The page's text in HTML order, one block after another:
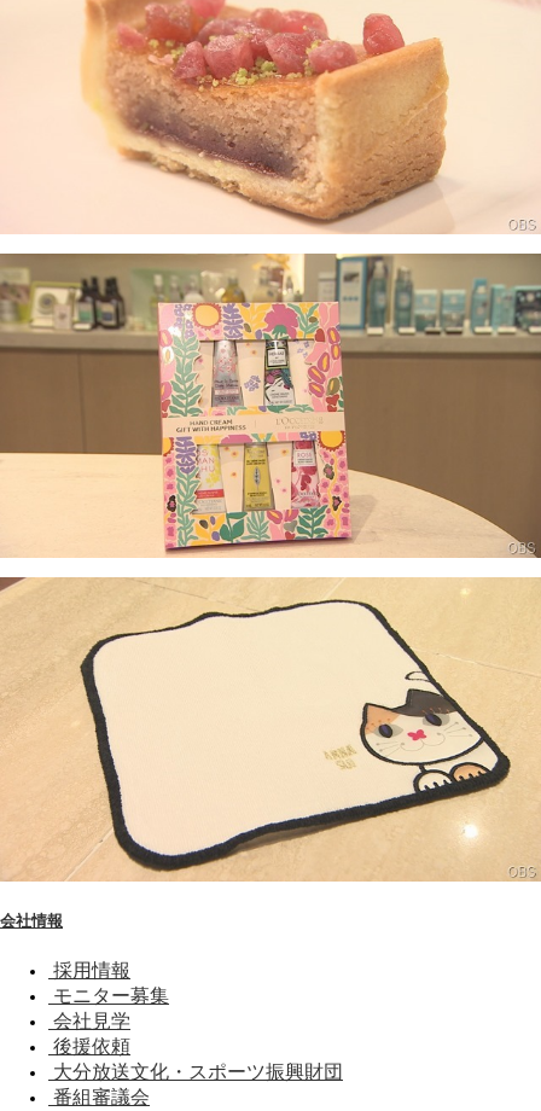
会社情報
採用情報
モニター募集
会社見学
後援依頼
大分放送文化・スポーツ振興財団
番組審議会